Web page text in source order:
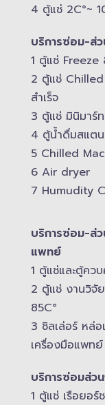
4 ตู้แช่ 2C°~
บริการซ่อม-​ส่
1 ตู้แช่
2 ตู้แช่ Chilled​
สำเร็จ
3 ตู้แช่​ มินิมาร์
4 ตู้น้ำดื่มสแต
5 Chilled
6 Air dryer
7 Humudity
บริการซ่อม-​ส่ว
แพทย์
1 ตู้แช่และตู้ค
2 ตู้แช่ งานวิจั
85C°
3 ชิลเล่อร์ หล่
เครื่องมือแพทย์
บริการซ่อมส่ว
1 ตู้แช่ เรือยอร์